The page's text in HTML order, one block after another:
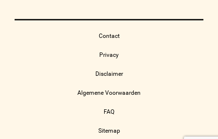
Contact
Privacy
Disclaimer
Algemene Voorwaarden
FAQ
Sitemap